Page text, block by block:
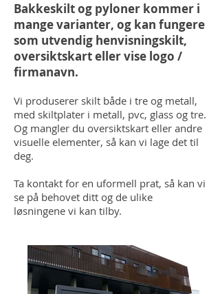
Bakkeskilt og pyloner kommer i
mange varianter, og kan fungere
som utvendig henvisningskilt,
oversiktskart eller vise logo /
firmanavn.
Vi produserer skilt både i tre og metall,
med skiltplater i metall, pvc, glass og tre.
Og mangler du oversiktskart eller andre
visuelle elementer, så kan vi lage det til
deg.
Ta kontakt for en uformell prat, så kan vi
se på behovet ditt og de ulike
løsningene vi kan tilby.